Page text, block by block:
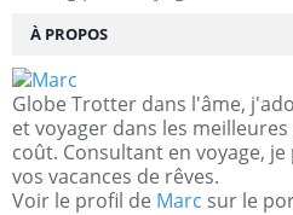
À PROPOS
Globe Trotter dans l'âme,
et voyager dans les
coût. Consultant en voyage,
vos vacances de rêves.
Voir le profil de Marc sur le